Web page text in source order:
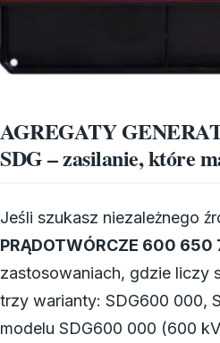
AGREGATY
SDG – zasilanie, które
Jeśli szukasz niezależnego
PRĄDOTWÓRCZE 600 650
zastosowaniach, gdzie liczy
trzy warianty: SDG600 000,
modelu SDG600 000 (600